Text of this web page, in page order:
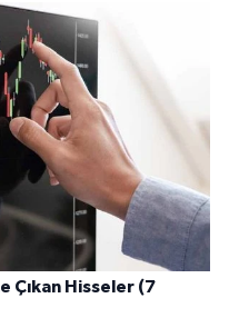
Çıkan Hisseler (7